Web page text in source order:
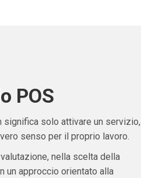
POS
significa solo attivare un servizio,
senso per il proprio lavoro.
nella scelta della
un approccio orientato alla